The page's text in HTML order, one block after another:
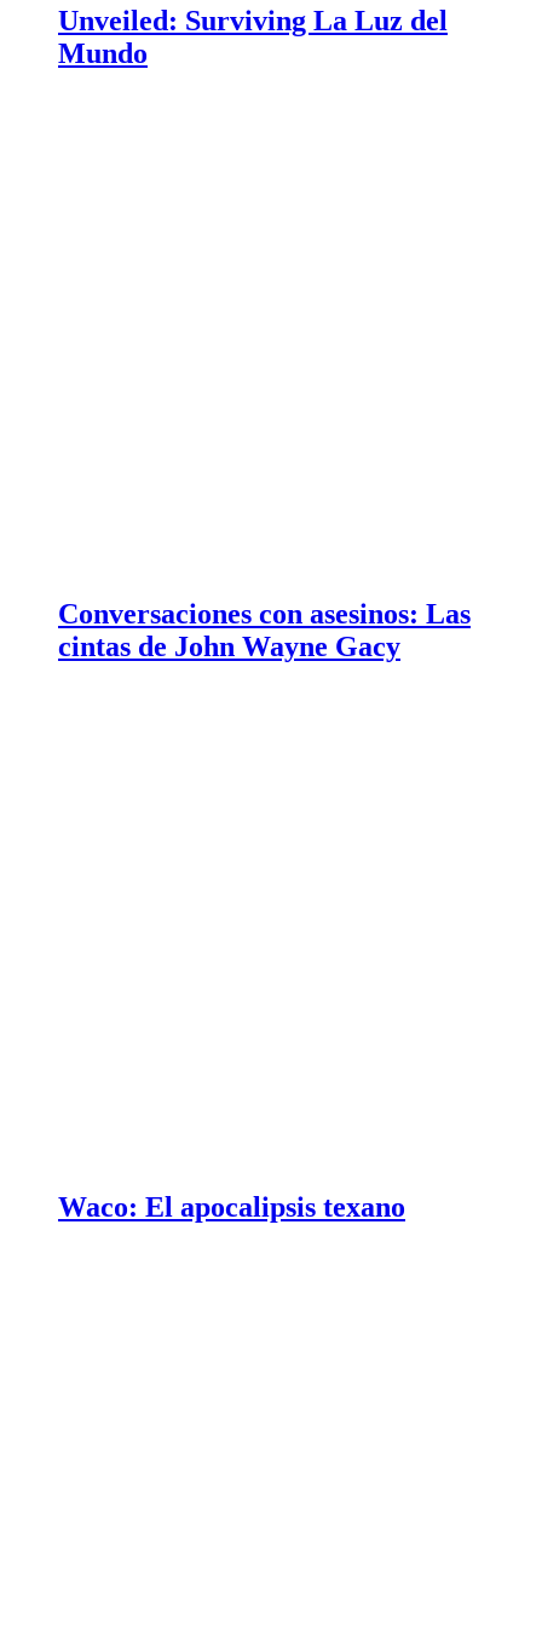
Unveiled: Surviving La Luz del
Mundo
Conversaciones con asesinos: Las
cintas de John Wayne Gacy
Waco: El apocalipsis texano